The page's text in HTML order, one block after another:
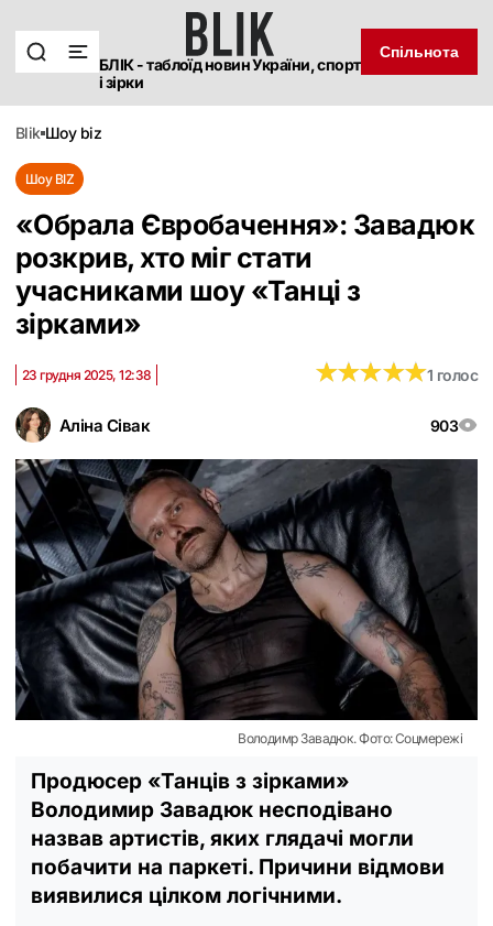
БЛІК - таблоїд новин України, спорт
і зірки
Спільнота
blik шоу biz
Шоу BIZ
«Обрала Євробачення»: Завадюк
розкрив, хто міг стати
учасниками шоу «Танці з
зірками»
Аліна Сівак 903
23 грудня 2025, 12:38 ★★★★★
★★★★★1 голос
Володимр Завадюк. Фото: Соцмережі
Продюсер «Танців з зірками»
Володимир Завадюк несподівано
назвав артистів, яких глядачі могли
побачити на паркеті. Причини відмови
виявилися цілком логічними.